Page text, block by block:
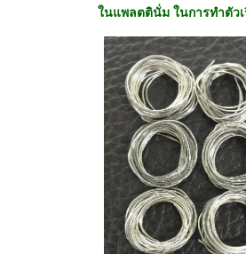
ในแพลตตินั่ม ในการทำตัว